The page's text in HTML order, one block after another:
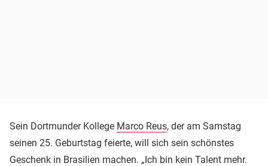
Sein Dortmunder Kollege Marco Reus, der am Samstag
seinen 25. Geburtstag feierte, will sich sein schönstes
Geschenk in Brasilien machen. „Ich bin kein Talent mehr.